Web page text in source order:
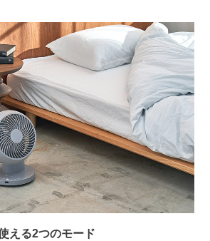
える2つのモード